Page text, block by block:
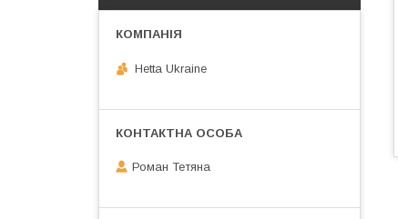
Hetta Ukraine
Роман Тетяна